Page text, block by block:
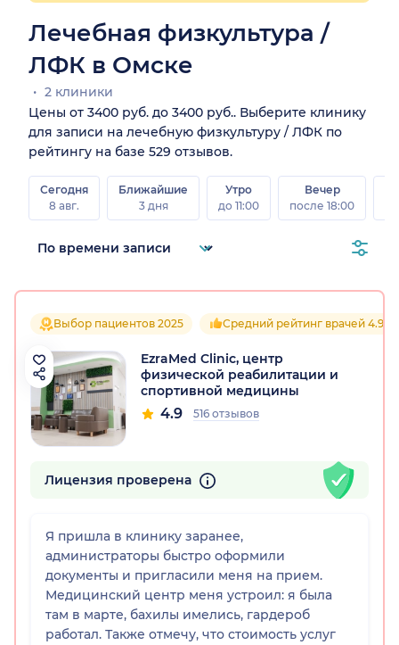
Лечебная физкультура /
ЛФК в Омске
2 клиники
Цены от 3400 руб. до 3400 руб.. Выберите клинику
для записи на лечебную физкультуру / ЛФК по
рейтингу на базе 529 отзывов.
Сегодня
8 авг.
Ближайшие
3 дня
Утро
до 11:00
Вечер
после 18:00
Выбор пациентов 2025 Средний рейтинг врачей 4.9
EzraMed Clinic, центр
физической реабилитации и
спортивной медицины
4.9 516 отзывов
Лицензия проверена
Я пришла в клинику заранее,
администраторы быстро оформили
документы и пригласили меня на прием.
Медицинский центр меня устроил: я была
там в марте, бахилы имелись, гардероб
работал. Также отмечу, что стоимость услуг